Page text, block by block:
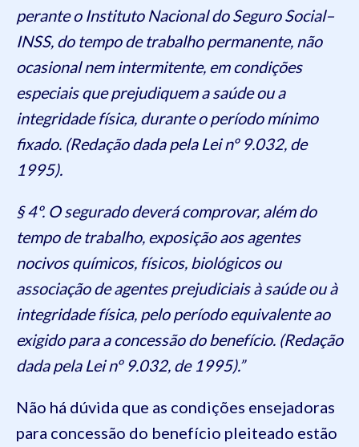
perante o Instituto Nacional do Seguro Social–
INSS, do tempo de trabalho permanente, não
ocasional nem intermitente, em condições
especiais que prejudiquem a saúde ou a
integridade física, durante o período mínimo
fixado. (Redação dada pela Lei nº 9.032, de
1995).
§ 4º. O segurado deverá comprovar, além do
tempo de trabalho, exposição aos agentes
nocivos químicos, físicos, biológicos ou
associação de agentes prejudiciais à saúde ou à
integridade física, pelo período equivalente ao
exigido para a concessão do benefício. (Redação
dada pela Lei nº 9.032, de 1995).”
Não há dúvida que as condições ensejadoras
para concessão do benefício pleiteado estão